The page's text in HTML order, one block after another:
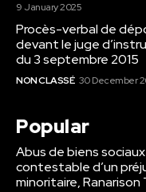
9 January 2025
Procès-verbal de
devant le juge
du 3 septembre 2015
NON CLASSÉ 30 December
Popular
Abus de biens
contestable d’un
minoritaire,